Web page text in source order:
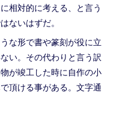
相対的に考える、と言う
ないはずだ。
な形で書や篆刻が役に立
い。その代わりと言う訳
が竣工した時に自作の小
頂ける事がある。文字通